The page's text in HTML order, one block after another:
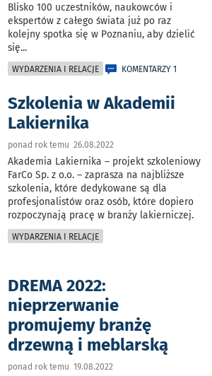
Blisko 100 uczestników, naukowców i
ekspertów z całego świata już po raz
kolejny spotka się w Poznaniu, aby dzielić
się...
WYDARZENIA I RELACJE KOMENTARZY 1
Szkolenia w Akademii
Lakiernika
ponad rok temu 26.08.2022
Akademia Lakiernika – projekt szkoleniowy
FarCo Sp. z o.o. – zaprasza na najbliższe
szkolenia, które dedykowane są dla
profesjonalistów oraz osób, które dopiero
rozpoczynają pracę w branży lakierniczej.
WYDARZENIA I RELACJE
DREMA 2022:
nieprzerwanie
promujemy branżę
drzewną i meblarską
ponad rok temu 19.08.2022